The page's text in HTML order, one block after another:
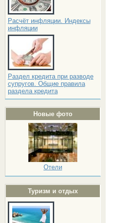
Расчёт инфляции. Индексы
инфляции
Раздел кредита при разводе
супругов. Общие правила
раздела кредита
Новые фото
Отели
Туризм и отдых